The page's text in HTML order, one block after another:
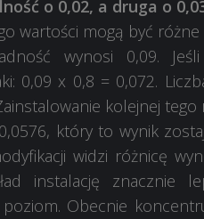
o 0,02, a druga o
wartości mogą być
wynosi 0,09.
0,09 x 0,8 = 0,072.
kolejnej
który to wynik
widzi różnicę
instalację znacznie
Obecnie